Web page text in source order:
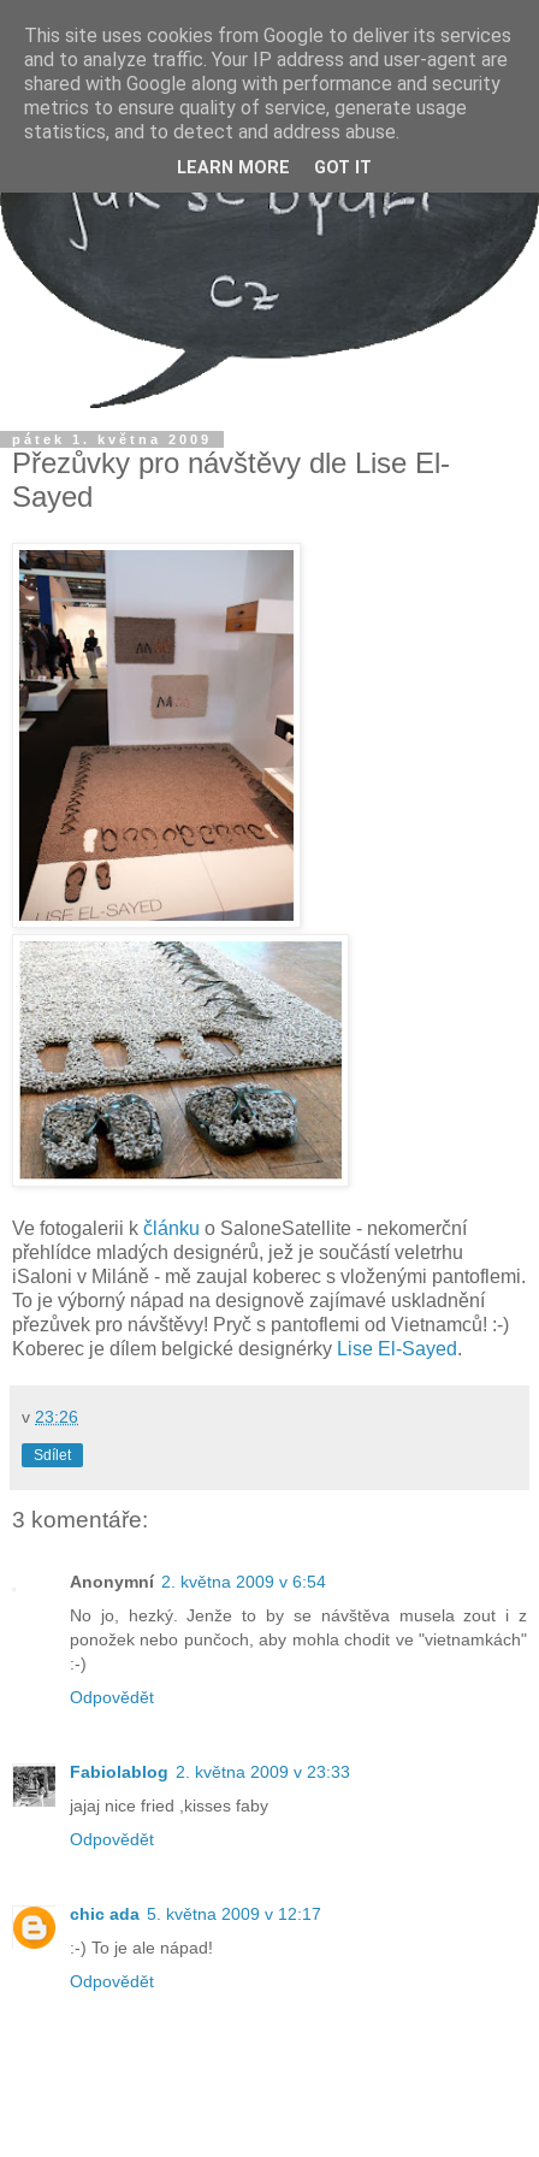
pátek 1. května 2009
Přezůvky pro návštěvy dle Lise El-
Sayed
Ve fotogalerii k článku o SaloneSatellite - nekomerční
přehlídce mladých designérů, jež je součástí veletrhu
iSaloni v Miláně - mě zaujal koberec s vloženými pantoflemi.
To je výborný nápad na designově zajímavé uskladnění
přezůvek pro návštěvy! Pryč s pantoflemi od Vietnamců! :-)
Koberec je dílem belgické designérky Lise El-Sayed.
v 23:26
Sdílet
3 komentáře:
Anonymní 2. května 2009 v 6:54
No jo, hezký. Jenže to by se návštěva musela zout i z
ponožek nebo punčoch, aby mohla chodit ve "vietnamkách"
:-)
Odpovědět
Fabiolablog 2. května 2009 v 23:33
jajaj nice fried ,kisses faby
Odpovědět
chic ada 5. května 2009 v 12:17
:-) To je ale nápad!
Odpovědět
This site uses cookies from Google to deliver its services
and to analyze traffic. Your IP address and user-agent are
shared with Google along with performance and security
metrics to ensure quality of service, generate usage
statistics, and to detect and address abuse.
LEARN MORE GOT IT